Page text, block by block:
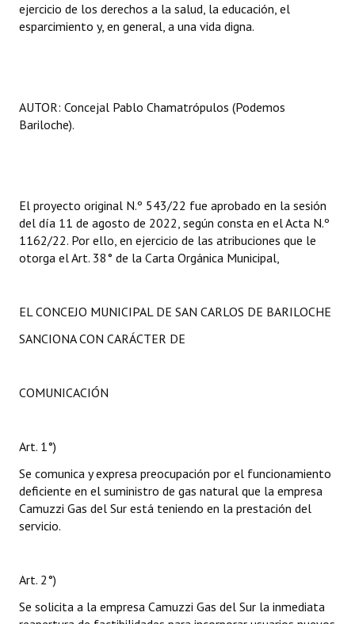
ejercicio de los derechos a la salud, la educación, el
esparcimiento y, en general, a una vida digna.
AUTOR: Concejal Pablo Chamatrópulos (Podemos
Bariloche).
El proyecto original N.º 543/22 fue aprobado en la sesión
del día 11 de agosto de 2022, según consta en el Acta N.º
1162/22. Por ello, en ejercicio de las atribuciones que le
otorga el Art. 38° de la Carta Orgánica Municipal,
EL CONCEJO MUNICIPAL DE SAN CARLOS DE BARILOCHE
SANCIONA CON CARÁCTER DE
COMUNICACIÓN
Art. 1°)
Se comunica y expresa preocupación por el funcionamiento
deficiente en el suministro de gas natural que la empresa
Camuzzi Gas del Sur está teniendo en la prestación del
servicio.
Art. 2°)
Se solicita a la empresa Camuzzi Gas del Sur la inmediata